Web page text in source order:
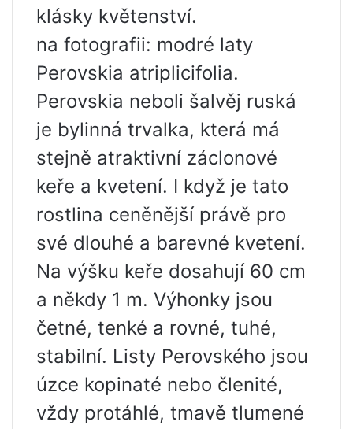
klásky květenství.
na fotografii: modré laty
Perovskia atriplicifolia.
Perovskia neboli šalvěj ruská
je bylinná trvalka, která má
stejně atraktivní záclonové
keře a kvetení. I když je tato
rostlina ceněnější právě pro
své dlouhé a barevné kvetení.
Na výšku keře dosahují 60 cm
a někdy 1 m. Výhonky jsou
četné, tenké a rovné, tuhé,
stabilní. Listy Perovského jsou
úzce kopinaté nebo členité,
vždy protáhlé, tmavě tlumené